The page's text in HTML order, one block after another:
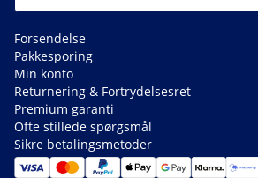
Forsendelse
Pakkesporing
Min konto
Returnering & Fortrydelsesret
Premium garanti
Ofte stillede spørgsmål
Sikre betalingsmetoder